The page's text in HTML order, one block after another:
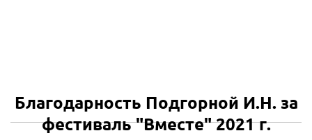
Благодарность Подгорной И.Н. за
фестиваль "Вместе" 2021 г.